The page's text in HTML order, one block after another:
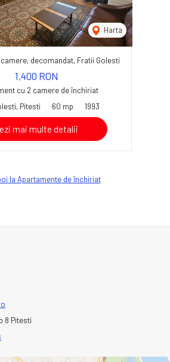
Harta
decomandat, Fratii Golesti
1,400 RON
cu 2 camere de închiriat
Pitesti
60 mp 1993
mai multe detalii
la Apartamente de închiriat
8 Pitesti